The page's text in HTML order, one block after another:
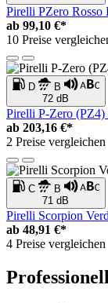
Pirelli PZero
ab 99,10 €*
10 Preise
D
B
72 dB
Pirelli P-Zero
ab 203,16 €*
2 Preise vergleichen
C
B
71 dB
Pirelli Scorpion
ab 48,91 €*
4 Preise vergleichen